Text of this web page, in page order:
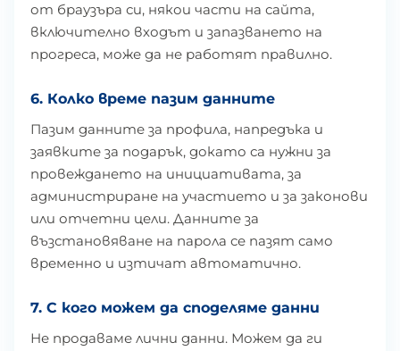
от браузъра си, някои части на сайта,
включително входът и запазването на
прогреса, може да не работят правилно.
6. Колко време пазим данните
Пазим данните за профила, напредъка и
заявките за подарък, докато са нужни за
провеждането на инициативата, за
администриране на участието и за законови
или отчетни цели. Данните за
възстановяване на парола се пазят само
временно и изтичат автоматично.
7. С кого можем да споделяме данни
Не продаваме лични данни. Можем да ги